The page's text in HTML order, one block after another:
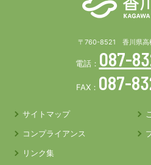
〒760-8521 香川県高
電話： 087-
FAX： 087-
サイトマップ
コンプライアンス
リンク集